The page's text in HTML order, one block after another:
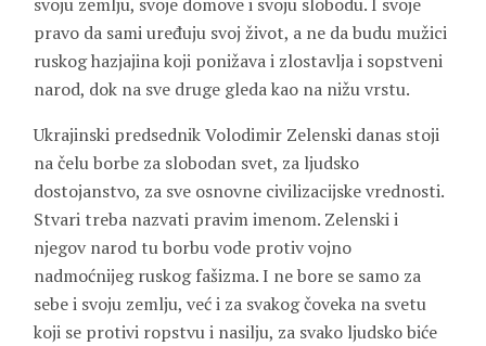
pravo da sami uređuju svoj život, a ne da budu mužici
ruskog hazjajina koji ponižava i zlostavlja i sopstveni
narod, dok na sve druge gleda kao na nižu vrstu.
Ukrajinski predsednik Volodimir Zelenski danas stoji
na čelu borbe za slobodan svet, za ljudsko
dostojanstvo, za sve osnovne civilizacijske vrednosti.
Stvari treba nazvati pravim imenom. Zelenski i
njegov narod tu borbu vode protiv vojno
nadmoćnijeg ruskog fašizma. I ne bore se samo za
sebe i svoju zemlju, već i za svakog čoveka na svetu
koji se protivi ropstvu i nasilju, za svako ljudsko biće